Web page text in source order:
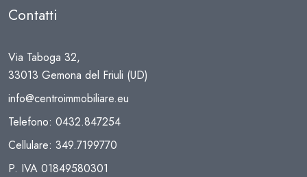
Contatti
Via Taboga 32,
33013 Gemona del Friuli (UD)
info@centroimmobiliare.eu
Telefono: 0432.847254
Cellulare: 349.7199770
P. IVA 01849580301